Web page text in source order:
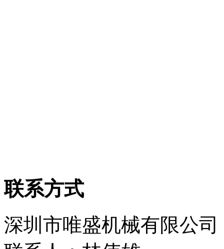
联系方式
深圳市唯盛机械有限公司